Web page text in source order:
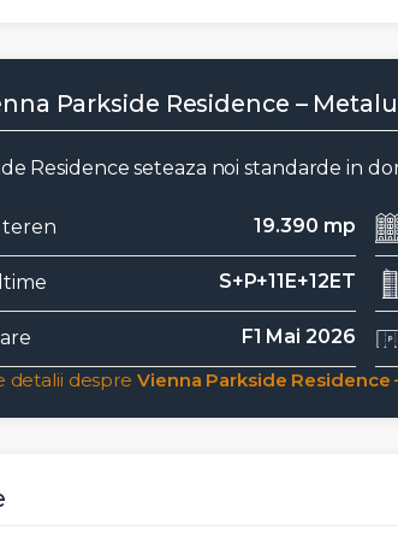
Parkside Residence –
Residence seteaza noi standarde in
teren 19.390 mp
S+P+11E+12ET
F1 Mai 2026
detalii despre Vienna Parkside Residence